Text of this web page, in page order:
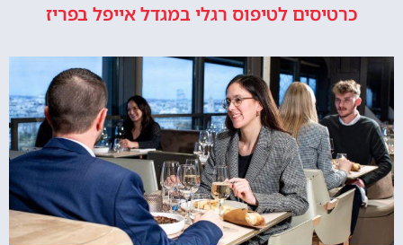
כרטיסים לטיפוס רגלי במגדל אייפל בפריז